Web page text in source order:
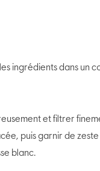
ingrédients dans un
et filtrer
puis garnir de zeste
blanc.